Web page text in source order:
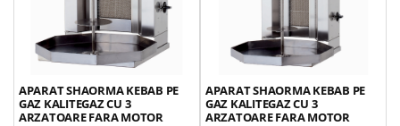
Greutate Echipamente: 95 Kg
*Accesorii Incluse: Aripioare Si Tava
Greutate Echipamente: 103 Kg
*Accesorii Incluse: Aripioare Si Tava
APARAT SHAORMA KEBAB PE
GAZ KALITEGAZ CU 3
ARZATOARE FARA MOTOR
APARAT SHAORMA KEBAB PE
GAZ KALITEGAZ CU 3
ARZATOARE FARA MOTOR